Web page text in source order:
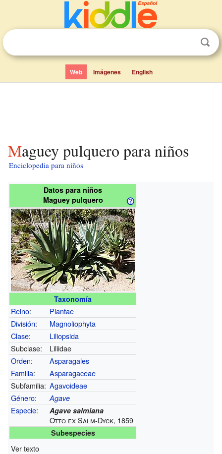
Web Imágenes English
Maguey pulquero para niños
Enciclopedia para niños
Datos para niños
Maguey pulquero
Taxonomía
Reino:
Plantae
División:
Magnoliophyta
Clase:
Liliopsida
Subclase:
Liliidae
Orden:
Asparagales
Familia:
Asparagaceae
Subfamilia: Agavoideae
Género: Agave
Especie: Agave salmiana
Otto ex Salm-Dyck, 1859
Subespecies
Ver texto